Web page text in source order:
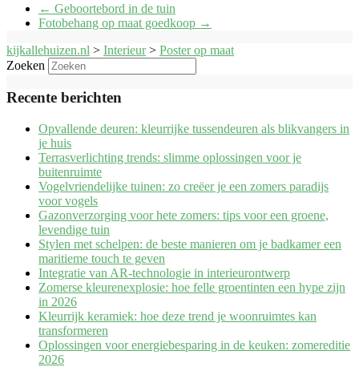
← Geboortebord in de tuin
Fotobehang op maat goedkoop →
kijkallehuizen.nl > Interieur> Poster op maat
Zoeken
Recente berichten
Opvallende deuren: kleurrijke tussendeuren als blikvangers in
je huis
Terrasverlichting trends: slimme oplossingen voor je
buitenruimte
Vogelvriendelijke tuinen: zo creëer je een zomers paradijs
voor vogels
Gazonverzorging voor hete zomers: tips voor een groene,
levendige tuin
Stylen met schelpen: de beste manieren om je badkamer een
maritieme touch te geven
Integratie van AR-technologie in interieurontwerp
Zomerse kleurenexplosie: hoe felle groentinten een hype zijn
in 2026
Kleurrijk keramiek: hoe deze trend je woonruimtes kan
transformeren
Oplossingen voor energiebesparing in de keuken: zomereditie
2026